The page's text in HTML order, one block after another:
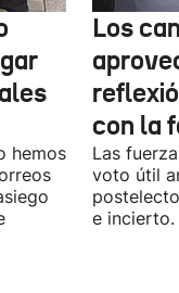
hemos
Los
con la
Las
voto útil
e incierto.